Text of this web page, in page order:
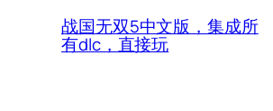
战国无双5中文版，集成所
有dlc，直接玩